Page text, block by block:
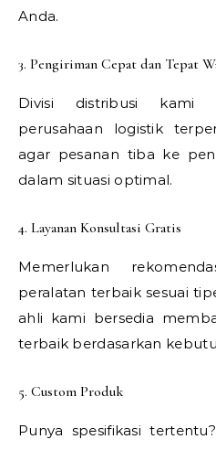
Anda.
3. Pengiriman Cepat dan Tepat
Divisi distribusi kami
perusahaan logistik
agar pesanan tiba ke
dalam situasi optimal.
4. Layanan Konsultasi Gratis
Memerlukan
peralatan terbaik sesuai
ahli kami bersedia
terbaik berdasarkan
5. Custom Produk
Punya spesifikasi